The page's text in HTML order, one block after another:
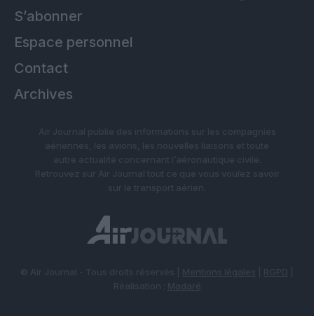
S’abonner
Espace personnel
Contact
Archives